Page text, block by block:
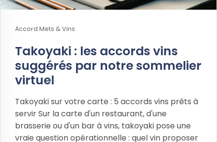
Accord Mets & Vins
Takoyaki : les accords vins
suggérés par notre sommelier
virtuel
Takoyaki sur votre carte : 5 accords vins prêts à
servir Sur la carte d'un restaurant, d'une
brasserie ou d'un bar à vins, takoyaki pose une
vraie question opérationnelle : quel vin proposer